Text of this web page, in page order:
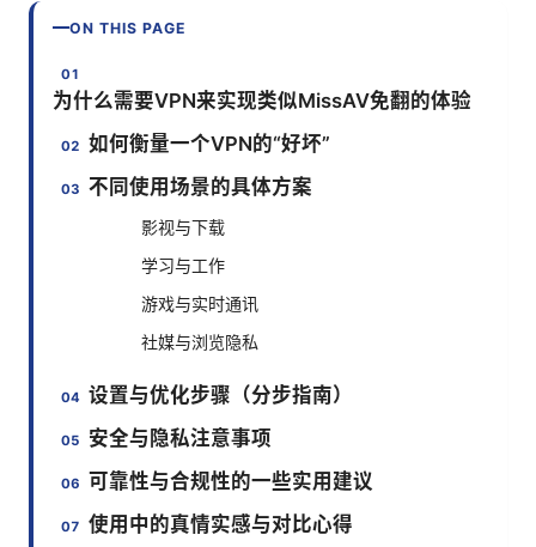
ON THIS PAGE
为什么需要VPN来实现类似MissAV免翻的体验
如何衡量一个VPN的“好坏”
不同使用场景的具体方案
影视与下载
学习与工作
游戏与实时通讯
社媒与浏览隐私
设置与优化步骤（分步指南）
安全与隐私注意事项
可靠性与合规性的一些实用建议
使用中的真情实感与对比心得